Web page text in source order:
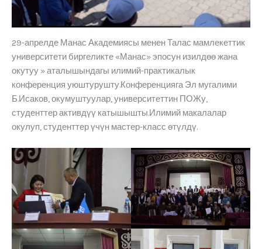
29-апрелде Манас Академиясы менен Талас мамлекеттик
университети биргеликте «Манас» эпосун изилдөө жана
окутуу » аталышындагы илимий-практикалык
конференция уюштурушту.Конференцияга Эл мугалими
Б.Исаков, окумуштуулар, университеттин ПОЖу,
студенттер активдүү катышышты.Илимий макалалар
окулуп, студенттер үчүн мастер-класс өтүлдү.